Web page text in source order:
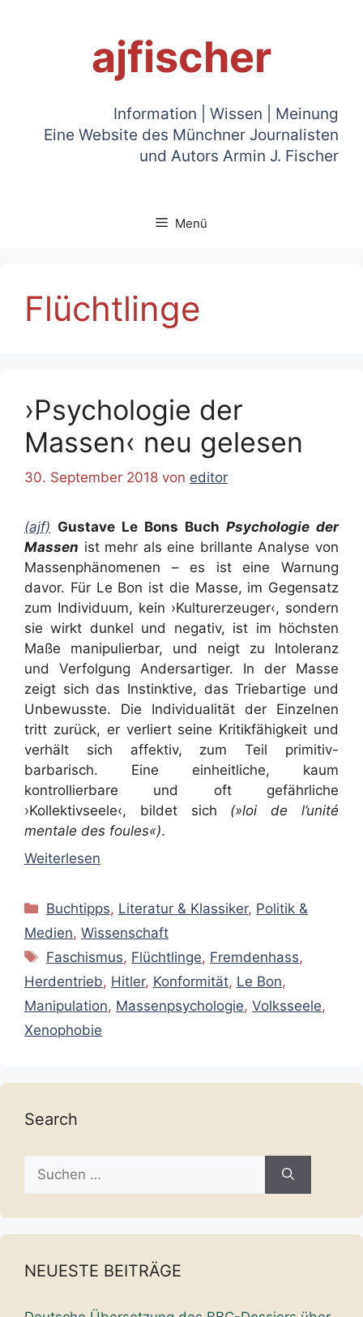
ajfischer
Information | Wissen | Meinung
Eine Website des Münchner Journalisten
und Autors Armin J. Fischer
Menü
Flüchtlinge
›Psychologie der
Massen‹ neu gelesen
30. September 2018 von editor
(ajf) Gustave Le Bons Buch Psychologie der
Massen ist mehr als eine brillante Analyse von
Massenphänomenen – es ist eine Warnung
davor. Für Le Bon ist die Masse, im Gegensatz
zum Individuum, kein ›Kulturerzeuger‹, sondern
sie wirkt dunkel und negativ, ist im höchsten
Maße manipulierbar, und neigt zu Intoleranz
und Verfolgung Andersartiger. In der Masse
zeigt sich das Instinktive, das Triebartige und
Unbewusste. Die Individualität der Einzelnen
tritt zurück, er verliert seine Kritikfähigkeit und
verhält sich affektiv, zum Teil primitiv-
barbarisch. Eine einheitliche, kaum
kontrollierbare und oft gefährliche
›Kollektivseele‹, bildet sich (»loi de l’unité
mentale des foules«).
Weiterlesen
Kategorien
Buchtipps, Literatur & Klassiker, Politik &
Medien, Wissenschaft
Schlagwörter
Faschismus, Flüchtlinge, Fremdenhass,
Herdentrieb, Hitler, Konformität, Le Bon,
Manipulation, Massenpsychologie, Volksseele,
Xenophobie
Search
nach:
NEUESTE BEITRÄGE